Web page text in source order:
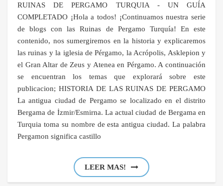
RUINAS DE PERGAMO TURQUIA - UN GUÍA
COMPLETADO ¡Hola a todos! ¡Continuamos nuestra serie
de blogs con las Ruinas de Pergamo Turquía! En este
contenido, nos sumergiremos en la historia y explicaremos
las ruinas y la iglesia de Pérgamo, la Acrópolis, Asklepion y
el Gran Altar de Zeus y Atenea en Pérgamo. A continuación
se encuentran los temas que explorará sobre este
publicacion; HISTORIA DE LAS RUINAS DE PERGAMO
La antigua ciudad de Pergamo se localizado en el distrito
Bergama de İzmir/Esmirna. La actual ciudad de Bergama en
Turquia toma su nombre de esta antigua ciudad. La palabra
Pergamon significa castillo
LEER MAS!